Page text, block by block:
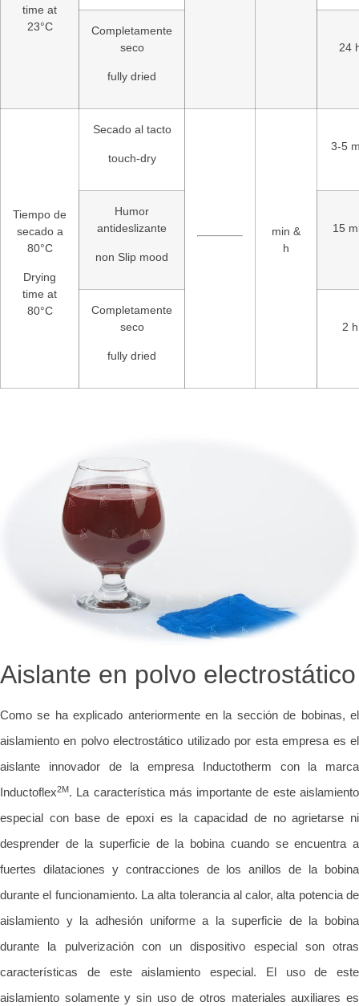
time at
23°C
Completamente
seco
fully dried
24
Tiempo de
secado a
80°C
Drying
time at
80°C
Secado al tacto
touch-dry
min &
h
3-5
Humor
antideslizante
non Slip mood
15
Completamente
seco
fully dried
2 h
Aislante en polvo electrostático
Como se ha explicado anteriormente en la sección de bobinas, el
aislamiento en polvo electrostático utilizado por esta empresa es el
aislante innovador de la empresa Inductotherm con la marca
Inductoflex2M. La característica más importante de este aislamiento
especial con base de epoxi es la capacidad de no agrietarse ni
desprender de la superficie de la bobina cuando se encuentra a
fuertes dilataciones y contracciones de los anillos de la bobina
durante el funcionamiento. La alta tolerancia al calor, alta potencia de
aislamiento y la adhesión uniforme a la superficie de la bobina
durante la pulverización con un dispositivo especial son otras
características de este aislamiento especial. El uso de este
aislamiento solamente y sin uso de otros materiales auxiliares es